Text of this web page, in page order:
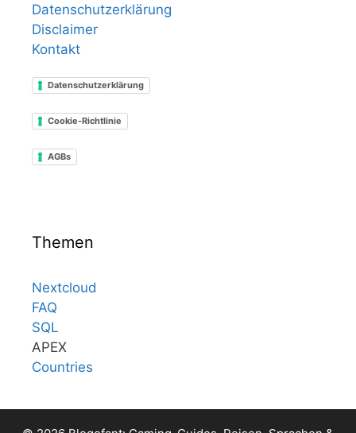
Datenschutzerklärung
Disclaimer
Kontakt
Datenschutzerklärung
Cookie-Richtlinie
AGBs
Themen
Nextcloud
FAQ
SQL
APEX
Countries